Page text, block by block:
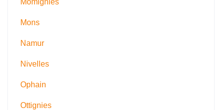
Mons
Namur
Nivelles
Ophain
Ottignies